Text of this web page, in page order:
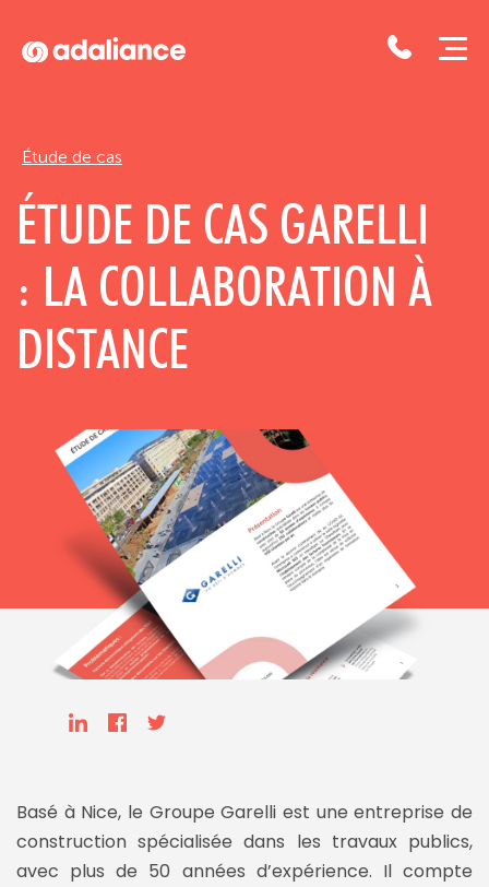
Étude de cas
ÉTUDE DE CAS GARELLI
: LA COLLABORATION À
DISTANCE
Basé à Nice, le Groupe Garelli est une entreprise de
construction spécialisée dans les travaux publics,
avec plus de 50 années d’expérience. Il compte